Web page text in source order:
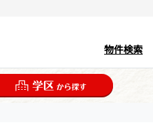
物件検索